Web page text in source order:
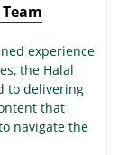
experience
the Halal
to delivering
that
navigate the